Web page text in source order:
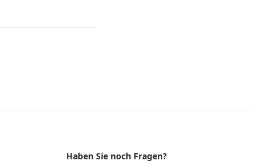
Haben Sie noch Fragen?